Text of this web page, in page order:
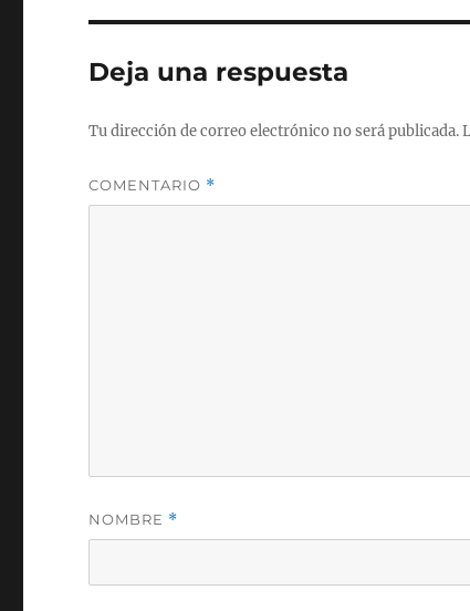
Deja una respuesta
Tu dirección de correo electrónico no será publicada.
COMENTARIO *
NOMBRE *